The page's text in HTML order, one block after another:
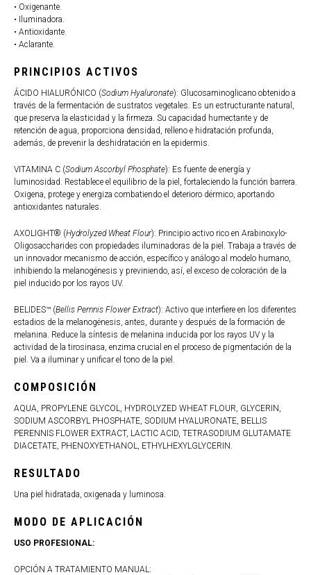
• Oxigenante.
• Iluminadora.
• Antioxidante.
• Aclarante.
PRINCIPIOS ACTIVOS
ÁCIDO HIALURÓNICO (Sodium Hyaluronate): Glucosaminoglicano obtenido a
través de la fermentación de sustratos vegetales. Es un estructurante natural,
que preserva la elasticidad y la firmeza. Su capacidad humectante y de
retención de agua, proporciona densidad, relleno e hidratación profunda,
además, de prevenir la deshidratación en la epidermis.
VITAMINA C (Sodium Ascorbyl Phosphate): Es fuente de energía y
luminosidad. Restablece el equilibrio de la piel, fortaleciendo la función barrera.
Oxigena, protege y energiza combatiendo el deterioro dérmico, aportando
antioxidantes naturales.
AXOLIGHT® (Hydrolyzed Wheat Flour): Principio activo rico en Arabinoxylo-
Oligosaccharides con propiedades iluminadoras de la piel. Trabaja a través de
un innovador mecanismo de acción, específico y análogo al modelo humano,
inhibiendo la melanogénesis y previniendo, así, el exceso de coloración de la
piel inducido por los rayos UV.
BELIDES™ (Bellis Pernnis Flower Extract): Activo que interfiere en los diferentes
estadios de la melanogénesis, antes, durante y después de la formación de
melanina. Reduce la síntesis de melanina inducida por los rayos UV y la
actividad de la tirosinasa, enzima crucial en el proceso de pigmentación de la
piel. Va a iluminar y unificar el tono de la piel.
COMPOSICIÓN
AQUA, PROPYLENE GLYCOL, HYDROLYZED WHEAT FLOUR, GLYCERIN,
SODIUM ASCORBYL PHOSPHATE, SODIUM HYALURONATE, BELLIS
PERENNIS FLOWER EXTRACT, LACTIC ACID, TETRASODIUM GLUTAMATE
DIACETATE, PHENOXYETHANOL, ETHYLHEXYLGLYCERIN.
RESULTADO
Una piel hidratada, oxigenada y luminosa.
MODO DE APLICACIÓN
USO PROFESIONAL:
OPCIÓN A TRATAMIENTO MANUAL: